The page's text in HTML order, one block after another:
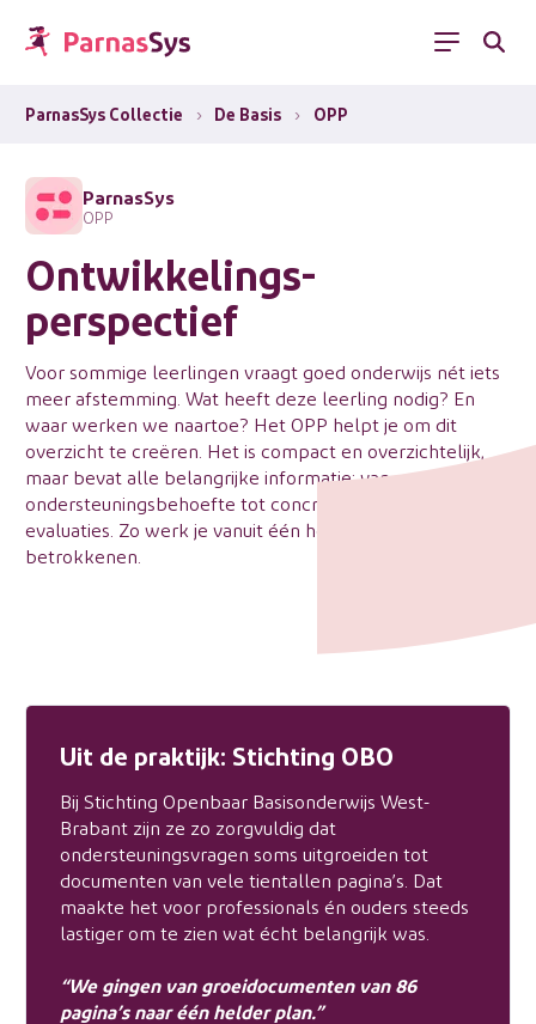
ParnasSys Collectie › De Basis › OPP
ParnasSys
OPP
Ontwikkelings-
perspectief
Voor sommige leerlingen vraagt goed onderwijs nét iets
meer afstemming. Wat heeft deze leerling nodig? En
waar werken we naartoe? Het OPP helpt je om dit
overzicht te creëren. Het is compact en overzichtelijk,
maar bevat alle belangrijke informatie: van
ondersteuningsbehoefte tot concrete doelen en
evaluaties. Zo werk je vanuit één heldere basis met alle
betrokkenen.
Uit de praktijk: Stichting OBO
Bij Stichting Openbaar Basisonderwijs West-
Brabant zijn ze zo zorgvuldig dat
ondersteuningsvragen soms uitgroeiden tot
documenten van vele tientallen pagina’s. Dat
maakte het voor professionals én ouders steeds
lastiger om te zien wat écht belangrijk was.
“We gingen van groeidocumenten van 86
pagina’s naar één helder plan.”